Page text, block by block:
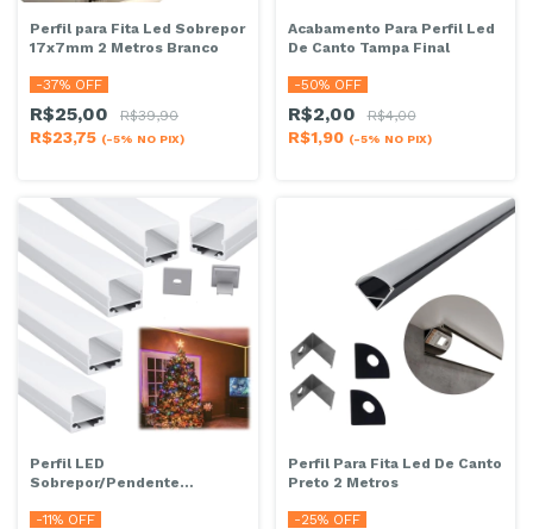
Perfil para Fita Led Sobrepor
17x7mm 2 Metros Branco
-37% OFF
R$25,00 R$39,90
R$23,75 (-5% NO PIX)
Acabamento Para Perfil Led
De Canto Tampa Final
-50% OFF
R$2,00 R$4,00
R$1,90 (-5% NO PIX)
Perfil LED
Sobrepor/Pendente
-11% OFF
Perfil Para Fita Led De Canto
Preto 2 Metros
-25% OFF